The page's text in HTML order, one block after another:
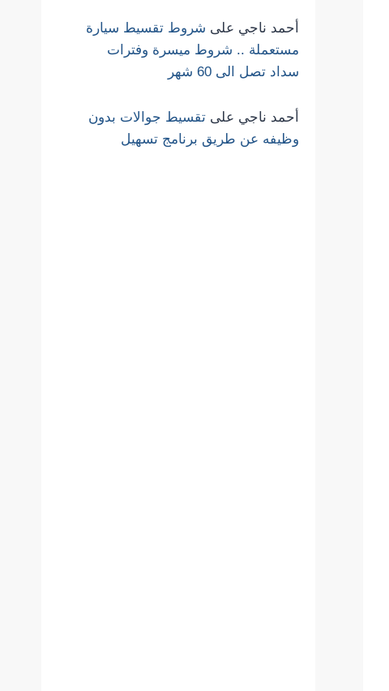
أحمد ناجي على شروط تقسيط سيارة
مستعملة .. شروط ميسرة وفترات
سداد تصل الى 60 شهر
أحمد ناجي علىتقسيط جوالات بدون
وظيفه عن طريق برنامج تسهيل